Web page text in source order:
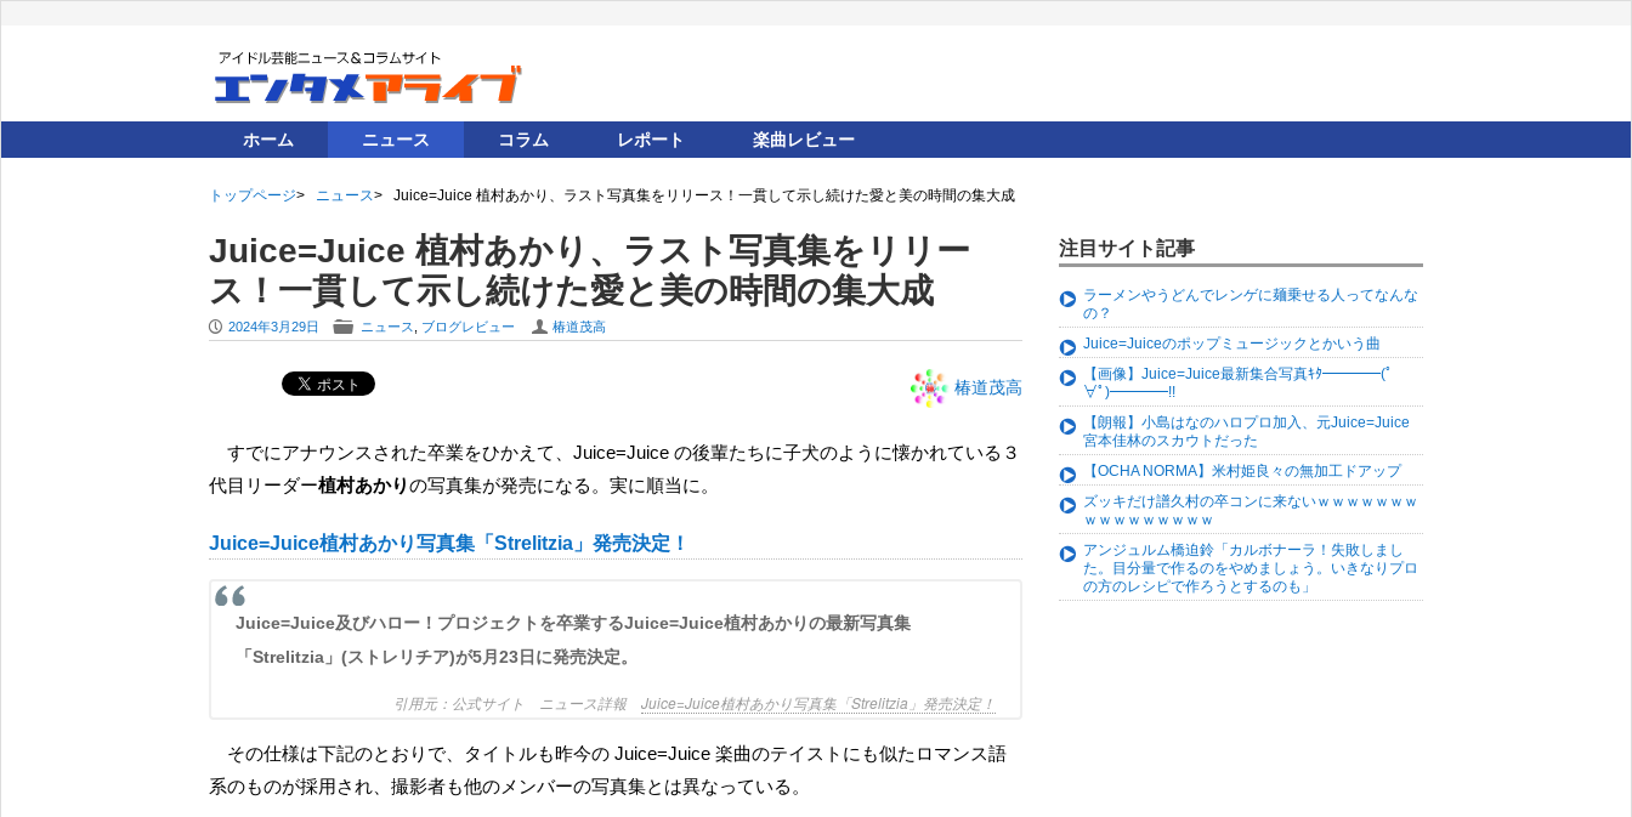
ホーム ニュース コラム レポート 楽曲レビュー
トップページ ニュース Juice=Juice 植村あかり、ラスト写真集をリリース！一貫して示し続けた愛と美の時間の集大成
Juice=Juice 植村あかり、ラスト写真集をリリー
ス！一貫して示し続けた愛と美の時間の集大成
P 2024年3月29日 F ニュース ブログレビュー U 椿道茂高
椿道茂高
すでにアナウンスされた卒業をひかえて、Juice=Juice の後輩たちに子犬のように懐かれている３
代目リーダー植村あかりの写真集が発売になる。実に順当に。
Juice=Juice植村あかり写真集「Strelitzia」発売決定！
Juice=Juice及びハロー！プロジェクトを卒業するJuice=Juice植村あかりの最新写真集
「Strelitzia」(ストレリチア)が5月23日に発売決定。
公式サイト ニュース詳報 Juice=Juice植村あかり写真集「Strelitzia」発売決定！
その仕様は下記のとおりで、タイトルも昨今の Juice=Juice 楽曲のテイストにも似たロマンス語
系のものが採用され、撮影者も他のメンバーの写真集とは異なっている。
注目サイト記事
ラーメンやうどんでレンゲに麺乗せる人ってなんな
の？
Juice=Juiceのポップミュージックとかいう曲
【画像】Juice=Juice最新集合写真ｷﾀ━━━━(ﾟ
∀ﾟ)━━━━!!
【朗報】小島はなのハロプロ加入、元Juice=Juice
宮本佳林のスカウトだった
【OCHA NORMA】米村姫良々の無加工ドアップ
ズッキだけ譜久村の卒コンに来ないｗｗｗｗｗｗｗ
ｗｗｗｗｗｗｗｗｗ
アンジュルム橋迫鈴「カルボナーラ！失敗しまし
た。目分量で作るのをやめましょう。いきなりプロ
の方のレシピで作ろうとするのも」